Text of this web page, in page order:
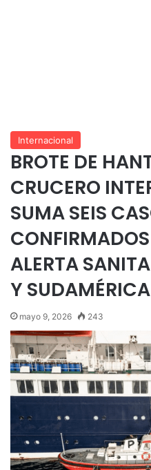
Internacional
BROTE DE
CRUCERO
SUMA SEIS
ALERTA
Y SUDAMÉRICA
mayo 9, 2026 243